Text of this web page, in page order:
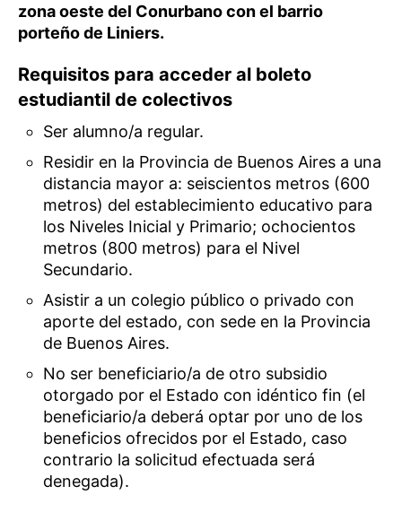
zona oeste del Conurbano con el barrio
porteño de Liniers.
Requisitos para acceder al boleto
estudiantil de colectivos
Ser alumno/a regular.
Residir en la Provincia de Buenos Aires a una
distancia mayor a: seiscientos metros (600
metros) del establecimiento educativo para
los Niveles Inicial y Primario; ochocientos
metros (800 metros) para el Nivel
Secundario.
Asistir a un colegio público o privado con
aporte del estado, con sede en la Provincia
de Buenos Aires.
No ser beneficiario/a de otro subsidio
otorgado por el Estado con idéntico fin (el
beneficiario/a deberá optar por uno de los
beneficios ofrecidos por el Estado, caso
contrario la solicitud efectuada será
denegada).